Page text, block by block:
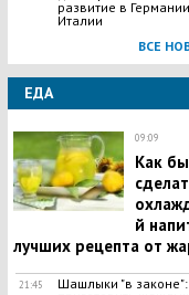
развитие в
Италии
ВСЕ
ЕДА
09:09
Как
й
лучших рецепта от
21:45
Шашлыки "в законе":